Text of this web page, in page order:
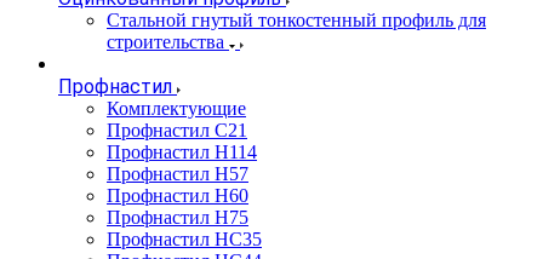
Стальной гнутый тонкостенный профиль для
строительства
Профнастил
Комплектующие
Профнастил C21
Профнастил Н114
Профнастил Н57
Профнастил Н60
Профнастил Н75
Профнастил НС35